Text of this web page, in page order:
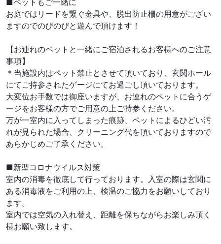
お庭ではリードを繋ぐ金具や、脱出防止柵の用意がござい
ますのでのびのびと遊んで頂けます！
【お連れのペットと一緒にご宿泊されるお客様へのご注意
事項】
＊当施設内はペット禁止とさせて頂いており、玄関ホール
にてご持参されたゲージにてお過ごし頂いております。
大変位お手数では御座いますが、お連れのペットに合うゲ
ージをお客様の方でご用意の上ご持参ください。
万が一室内に入ってしまった痕跡、ペットによるひどい汚
れが見られた場合、クリーニング代を頂いておりますので
あらかじめご了承ください。
■新型コロナウイルス対策
室内の消毒を徹底して行っております。入室の際は玄関に
ある消毒液をご利用の上、検温のご協力をお願いしており
ます。
室内では空気の入れ替え、距離を保ちながらお楽しみ頂く
様お願い致します。